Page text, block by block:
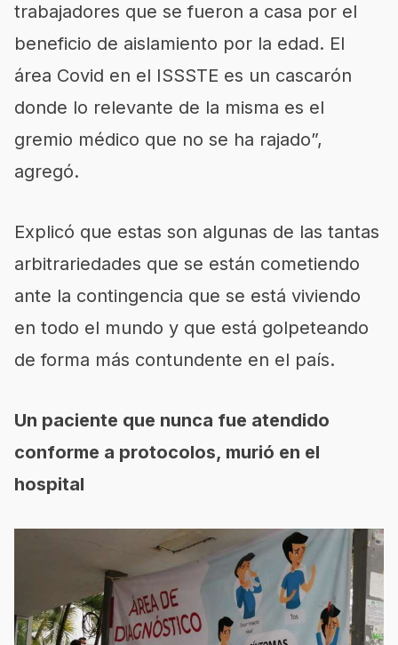
trabajadores que se fueron a casa por el
beneficio de aislamiento por la edad. El
área Covid en el ISSSTE es un cascarón
donde lo relevante de la misma es el
gremio médico que no se ha rajado”,
agregó.
Explicó que estas son algunas de las tantas
arbitrariedades que se están cometiendo
ante la contingencia que se está viviendo
en todo el mundo y que está golpeteando
de forma más contundente en el país.
Un paciente que nunca fue atendido
conforme a protocolos, murió en el
hospital